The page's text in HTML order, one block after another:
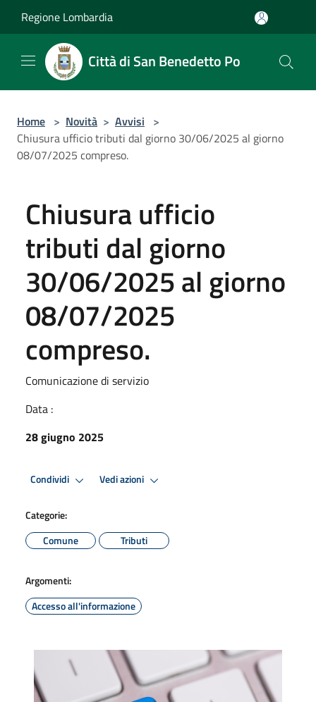
Regione Lombardia
Città di San Benedetto Po
Home > Novità > Avvisi >
Chiusura ufficio tributi dal giorno 30/06/2025 al giorno
08/07/2025 compreso.
Chiusura ufficio
tributi dal giorno
30/06/2025 al giorno
08/07/2025
compreso.
Comunicazione di servizio
Data :
28 giugno 2025
Condividi Vedi azioni
Categorie:
Comune
Tributi
Argomenti:
Accesso all'informazione